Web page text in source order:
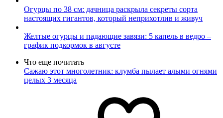
Огурцы по 38 см: дачница раскрыла секреты сорта
настоящих гигантов, который неприхотлив и живуч
Желтые огурцы и падающие завязи: 5 капель в ведро –
график подкормок в августе
Что еще почитать
Сажаю этот многолетник: клумба пылает алыми огнями
целых 3 месяца